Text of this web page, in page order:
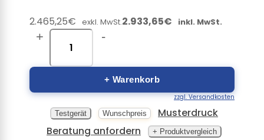
2.465,25€ exkl. MwSt.2.933,65€ inkl. MwSt.
+ -
+ Warenkorb
zzgl. Versandkosten
Testgerät
Wunschpreis
Musterdruck
Beratung anfordern
+ Produktvergleich